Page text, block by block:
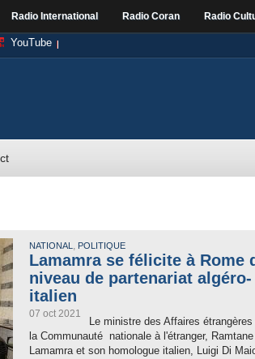
Radio International Radio Coran Radio
YouTube
NATIONAL , POLITIQUE
Lamamra se félicite à Rome
niveau de partenariat algéro-
italien
07 oct 2021
Le ministre des Affaires
la Communauté nationale à l'étranger, Ramtane
Lamamra et son homologue italien, Luigi Di